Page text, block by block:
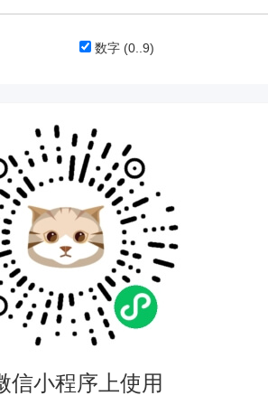
数字 (0..9)
信小程序上使用